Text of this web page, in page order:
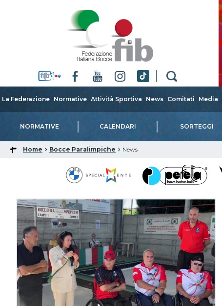
La Federazione Normative Attività Sportiva News Comitati Media
NORMATIVE CALENDARI SORTEGGI
Home Bocce Paralimpiche News